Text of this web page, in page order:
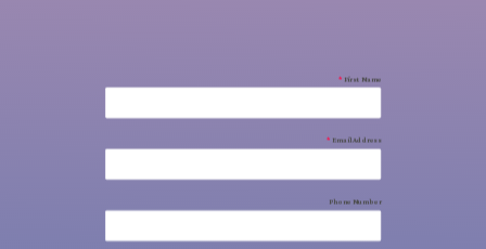
First Name
*
Email Address
*
Phone Number